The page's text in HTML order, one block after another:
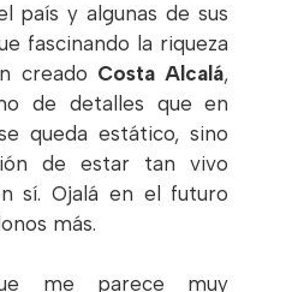
país y algunas de sus
fascinando la riqueza
creado Costa Alcalá,
de detalles que en
queda estático, sino
de estar tan vivo
sí. Ojalá en el futuro
más.
me parece muy